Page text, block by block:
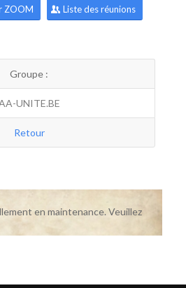
ZOOM Liste des réunions
Groupe :
UNITE.BE
Retour
en maintenance. Veuillez